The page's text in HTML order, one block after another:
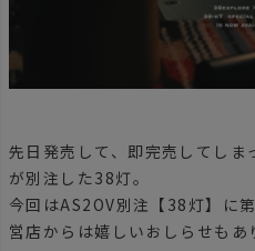
先日発売して、即完売してし
が別注した38灯。
今回はAS2OV別注【38灯】に
営店からは嬉しいおしらせもあ